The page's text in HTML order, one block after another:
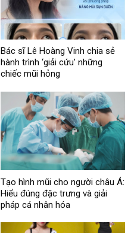
Bác sĩ Lê Hoàng Vinh chia sẻ
hành trình ‘giải cứu’ những
chiếc mũi hỏng
Tạo hình mũi cho người châu Á:
Hiểu đúng đặc trưng và giải
pháp cá nhân hóa